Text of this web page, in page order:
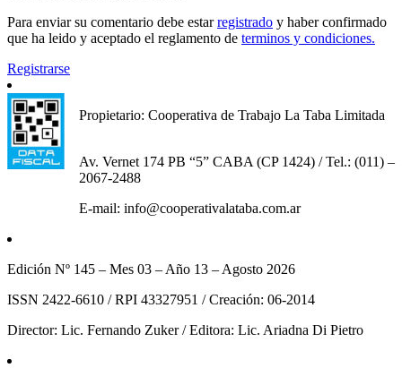
Para enviar su comentario debe estarregistrado y haber confirmado
que ha leido y aceptado el reglamento de terminos y condiciones.
Registrarse
Propietario: Cooperativa de Trabajo La Taba Limitada
Av. Vernet 174 PB “5” CABA (CP 1424) / Tel.: (011) –
2067-2488
E-mail: info@cooperativalataba.com.ar
Edición Nº 145 – Mes 03 – Año 13 – Agosto 2026
ISSN 2422-6610 / RPI 43327951 / Creación: 06-2014
Director: Lic. Fernando Zuker / Editora: Lic. Ariadna Di Pietro